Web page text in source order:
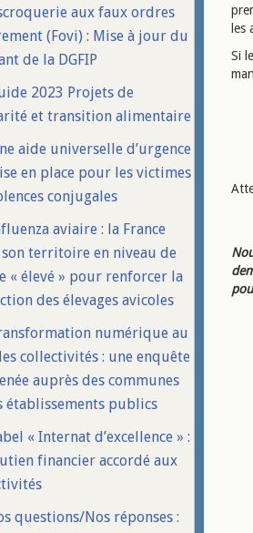
aux faux ordres
(Fovi) : Mise à jour du
de la DGFIP
2023 Projets de
et transition alimentaire
aide universelle d’urgence
en place pour les victimes
conjugales
aviaire : la France
son territoire en niveau de
« élevé » pour renforcer la
des élevages avicoles
numérique au
collectivités : une enquête
auprès des communes
établissements publics
« Internat d’excellence » :
financier accordé aux
questions/Nos réponses :
les
Si